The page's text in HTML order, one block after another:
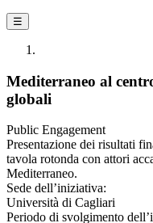
☰
Mediterraneo al
globali
Public Engagement
Presentazione dei risultati
tavola rotonda con attori
Mediterraneo.
Sede dell’iniziativa:
Università di Cagliari
Periodo di svolgimento